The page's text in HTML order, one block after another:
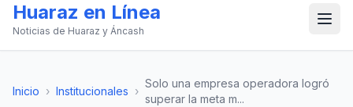
Huaraz en Línea
Noticias de Huaraz y Áncash
Inicio › Institucionales ›
Solo una empresa operadora logró
superar la meta m...